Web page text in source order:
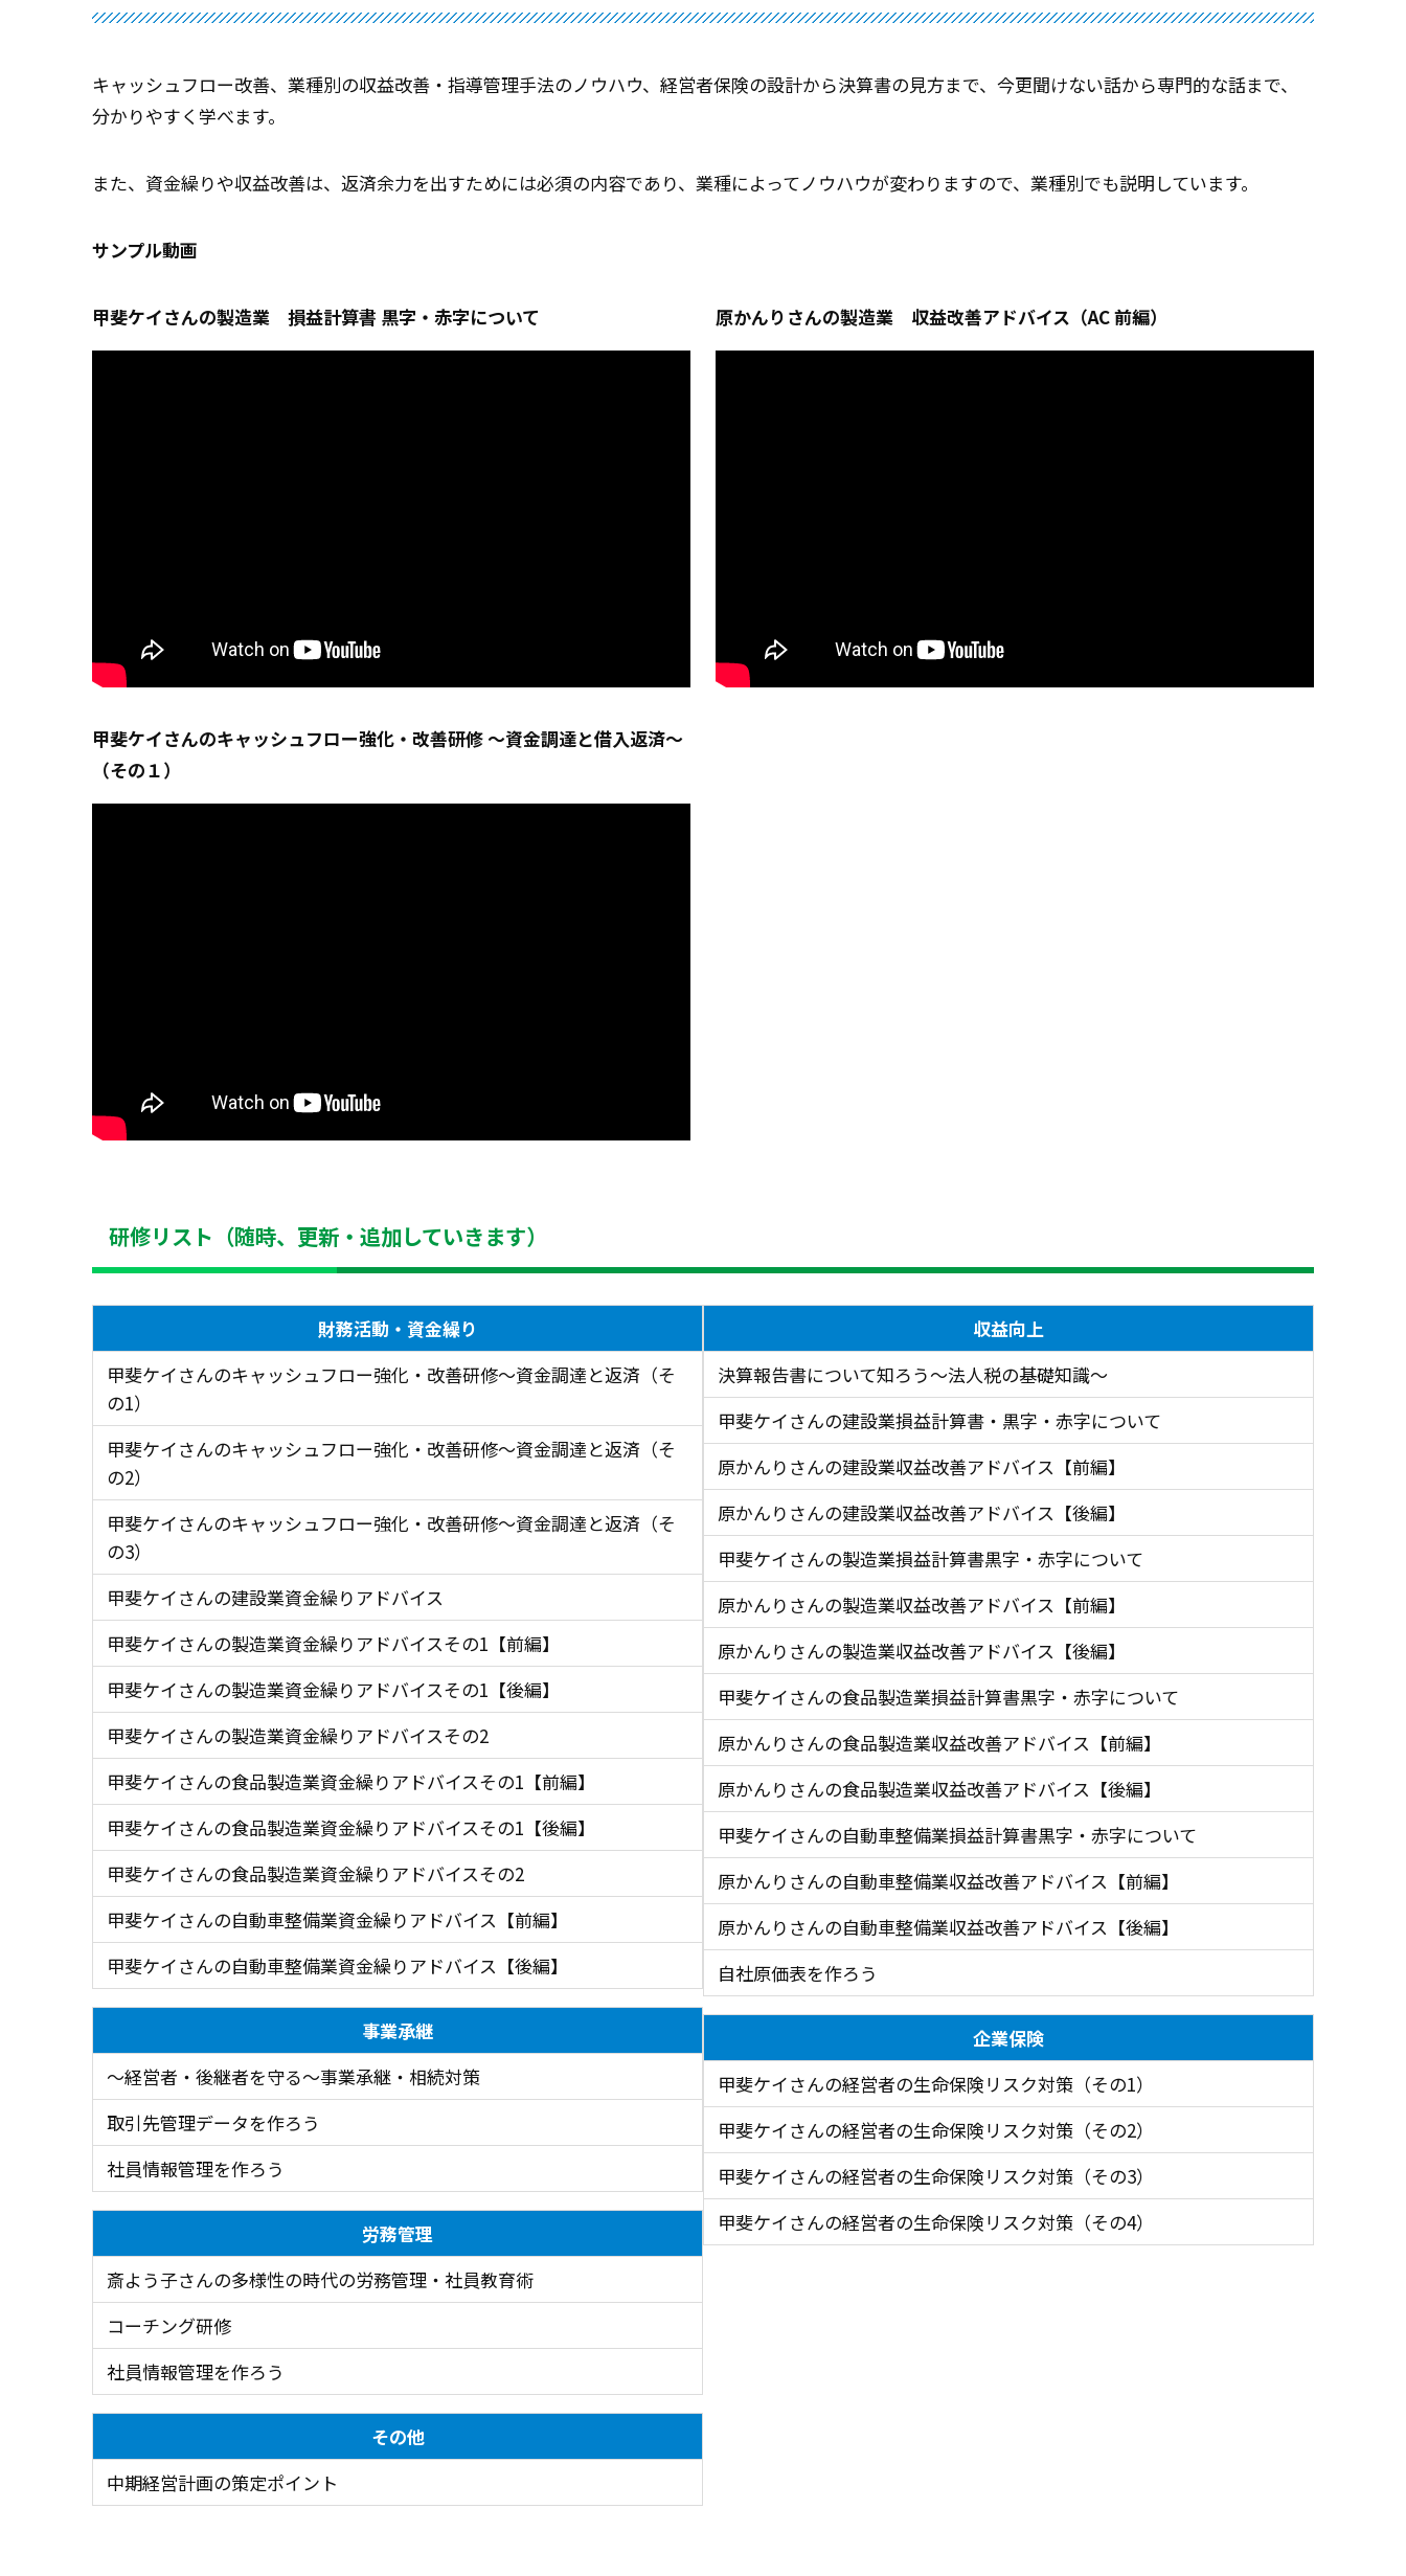
キャッシュフロー改善、業種別の収益改善・指導管理手法のノウハウ、経営者保険の設計から決算書の見方まで、今更聞けない話から専門的な話まで、
分かりやすく学べます。
また、資金繰りや収益改善は、返済余力を出すためには必須の内容であり、業種によってノウハウが変わりますので、業種別でも説明しています。
サンプル動画
甲斐ケイさんの製造業 損益計算書 黒字・赤字について 原かんりさんの製造業 収益改善アドバイス（AC 前編）
甲斐ケイさんのキャッシュフロー強化・改善研修 ～資金調達と借入返済～
（その１）
研修リスト（随時、更新・追加していきます）
財務活動・資金繰り
甲斐ケイさんのキャッシュフロー強化・改善研修～資金調達と返済（そ
の1）
甲斐ケイさんのキャッシュフロー強化・改善研修～資金調達と返済（そ
の2）
甲斐ケイさんのキャッシュフロー強化・改善研修～資金調達と返済（そ
の3）
甲斐ケイさんの建設業資金繰りアドバイス
甲斐ケイさんの製造業資金繰りアドバイスその1【前編】
甲斐ケイさんの製造業資金繰りアドバイスその1【後編】
甲斐ケイさんの製造業資金繰りアドバイスその2
甲斐ケイさんの食品製造業資金繰りアドバイスその1【前編】
甲斐ケイさんの食品製造業資金繰りアドバイスその1【後編】
甲斐ケイさんの食品製造業資金繰りアドバイスその2
甲斐ケイさんの自動車整備業資金繰りアドバイス【前編】
甲斐ケイさんの自動車整備業資金繰りアドバイス【後編】
事業承継
～経営者・後継者を守る～事業承継・相続対策
取引先管理データを作ろう
社員情報管理を作ろう
労務管理
斎よう子さんの多様性の時代の労務管理・社員教育術
コーチング研修
社員情報管理を作ろう
その他
中期経営計画の策定ポイント
収益向上
決算報告書について知ろう～法人税の基礎知識～
甲斐ケイさんの建設業損益計算書・黒字・赤字について
原かんりさんの建設業収益改善アドバイス【前編】
原かんりさんの建設業収益改善アドバイス【後編】
甲斐ケイさんの製造業損益計算書黒字・赤字について
原かんりさんの製造業収益改善アドバイス【前編】
原かんりさんの製造業収益改善アドバイス【後編】
甲斐ケイさんの食品製造業損益計算書黒字・赤字について
原かんりさんの食品製造業収益改善アドバイス【前編】
原かんりさんの食品製造業収益改善アドバイス【後編】
甲斐ケイさんの自動車整備業損益計算書黒字・赤字について
原かんりさんの自動車整備業収益改善アドバイス【前編】
原かんりさんの自動車整備業収益改善アドバイス【後編】
自社原価表を作ろう
企業保険
甲斐ケイさんの経営者の生命保険リスク対策（その1）
甲斐ケイさんの経営者の生命保険リスク対策（その2）
甲斐ケイさんの経営者の生命保険リスク対策（その3）
甲斐ケイさんの経営者の生命保険リスク対策（その4）